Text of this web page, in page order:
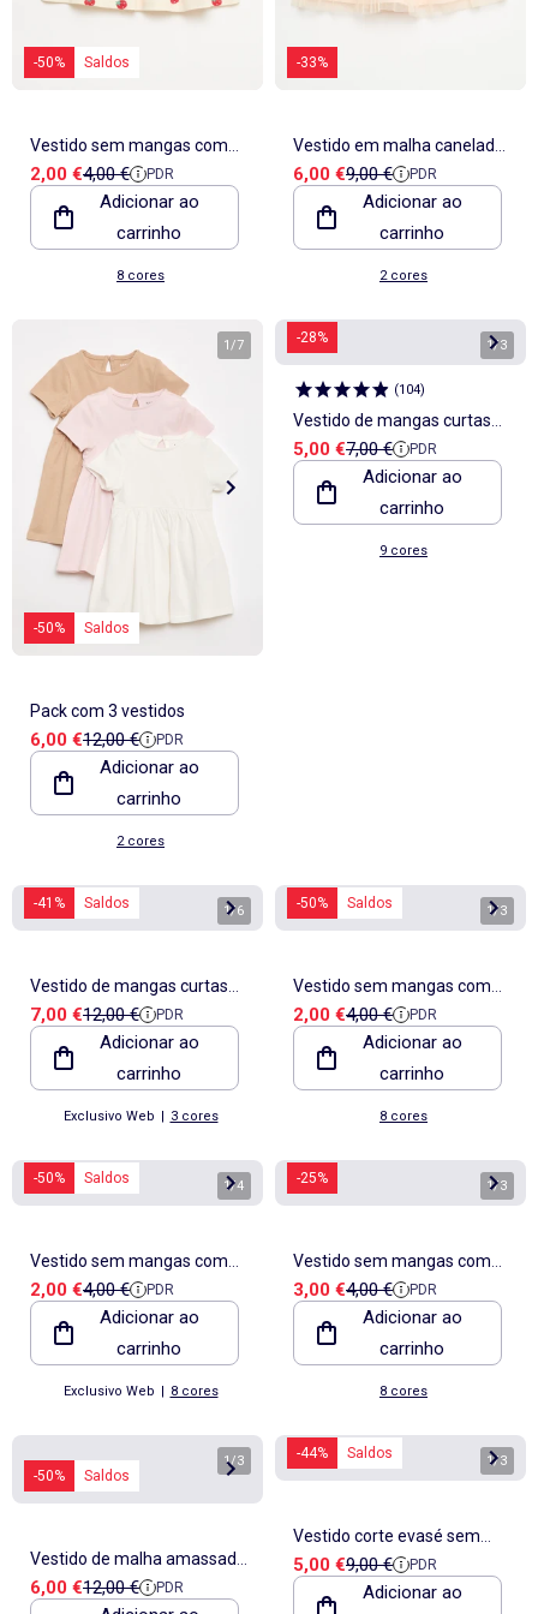
-50% Saldos
Vestido sem mangas com
mensagem
Preço de venda
2,00 €Preço de referência
4,00 € PDR
Adicionar ao
carrinho
8 cores
-33%
Vestido em malha canelada
e tule
Preço de venda
6,00 €Preço de referência
9,00 € PDR
Adicionar ao
carrinho
2 cores
-50% Saldos
1/7
Pack com 3 vestidos
Preço de venda
6,00 €Preço de referência
12,00 € PDR
Adicionar ao
carrinho
2 cores
-28% 1/3
(104)
Vestido de mangas curtas
em jersey de algodão
Preço de venda
5,00 €Preço de referência
7,00 € PDR
Adicionar ao
carrinho
9 cores
-41% Saldos 1/6
Vestido de mangas curtas
com folhos
Preço de venda
7,00 €Preço de referência
12,00 € PDR
Adicionar ao
carrinho
Exclusivo Web | 3 cores
-50% Saldos 1/3
Vestido sem mangas com
mensagem
Preço de venda
2,00 €Preço de referência
4,00 € PDR
Adicionar ao
carrinho
8 cores
-50% Saldos 1/4
Vestido sem mangas com
mensagem
Preço de venda
2,00 €Preço de referência
4,00 € PDR
Adicionar ao
carrinho
Exclusivo Web | 8 cores
-25% 1/3
Vestido sem mangas com
mensagem
Preço de venda
3,00 €Preço de referência
4,00 € PDR
Adicionar ao
carrinho
8 cores
-50% Saldos
1/3
Vestido de malha amassada
com gola em popelina
Preço de venda
6,00 €Preço de referência
12,00 € PDR
-44% Saldos 1/3
Vestido corte evasé sem
mangas
Preço de venda
5,00 €Preço de referência
9,00 € PDR
Adicionar ao